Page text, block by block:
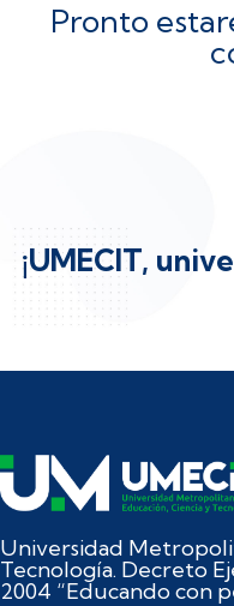
Pronto
¡UMECIT,
Universidad
Tecnología. Decreto
2004 “Educando con